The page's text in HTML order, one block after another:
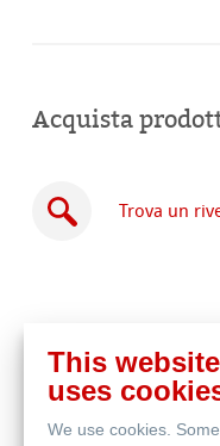
Acquista
Trova un
Acquista
online
This website
uses
We use cookies.